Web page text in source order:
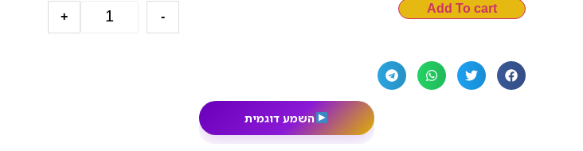
-
+
Add To cart
השמע דוגמית